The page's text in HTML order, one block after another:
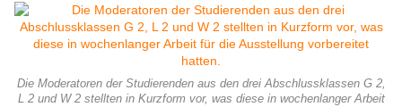
Die Moderatoren der Studierenden aus den drei Abschlussklassen G 2,
L 2 und W 2 stellten in Kurzform vor, was diese in wochenlanger Arbeit